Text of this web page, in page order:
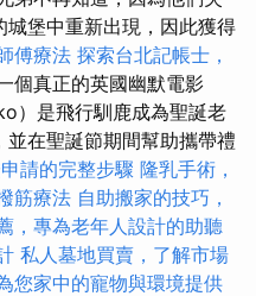
堡中重新出現，因此獲得
傅療法 探索台北記帳士，
個真正的英國幽默電影
）是飛行馴鹿成為聖誕老
在聖誕節期間幫助攜帶禮
請的完整步驟 隆乳手術，
筋療法 自助搬家的技巧，
，專為老年人設計的助聽
私人墓地買賣，了解市場
您家中的寵物與環境提供